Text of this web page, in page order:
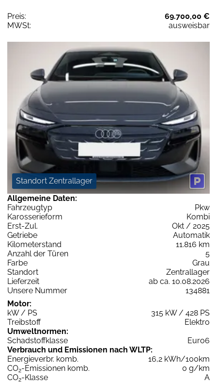
Preis:
69.700,00 €
MWSt:
ausweisbar
Standort Zentrallager
Allgemeine Daten:
Fahrzeugtyp
Pkw
Karosserieform
Kombi
Erst-Zul.
Okt / 2025
Getriebe
Automatik
Kilometerstand
11.816 km
Anzahl der Türen
5
Farbe
Grau
Standort
Zentrallager
Lieferzeit
ab ca. 10.08.2026
Unsere Nummer
134881
Motor:
kW / PS
315 kW / 428 PS
Treibstoff
Elektro
Umweltnormen:
Schadstoffklasse
Euro6
Verbrauch und Emissionen nach WLTP:
Energieverbr. komb.
16,2 kWh/100km
CO2-Emissionen komb.
0 g/km
CO2-Klasse
A